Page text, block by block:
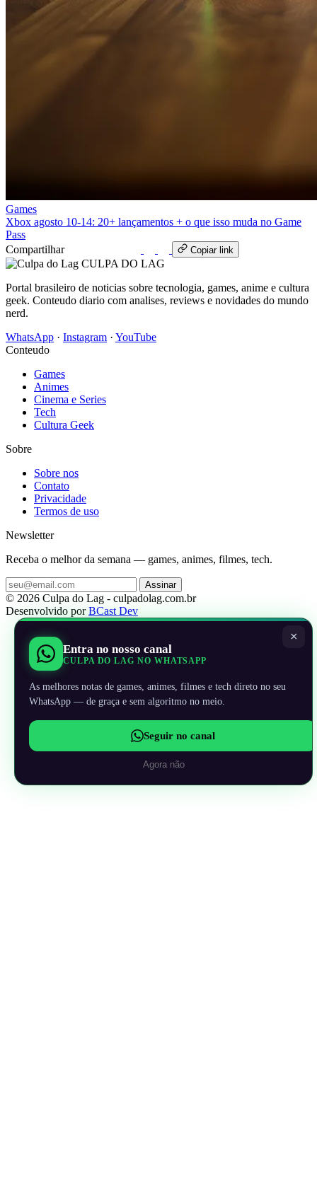
Games
Xbox agosto 10‑14: 20+ lançamentos + o que isso muda no Game
Pass
Compartilhar
Copiar link
CULPA DO LAG
Portal brasileiro de noticias sobre tecnologia, games, anime e cultura
geek. Conteudo diario com analises, reviews e novidades do mundo
nerd.
WhatsApp · Instagram · YouTube
Conteudo
Games
Animes
Cinema e Series
Tech
Cultura Geek
Sobre
Sobre nos
Contato
Privacidade
Termos de uso
Newsletter
Receba o melhor da semana — games, animes, filmes, tech.
Assinar
© 2026 Culpa do Lag - culpadolag.com.br
Desenvolvido porBCast Dev
×
Entra no nosso canal
CULPA DO LAG NO WHATSAPP
As melhores notas de games, animes, filmes e tech direto no seu
WhatsApp — de graça e sem algoritmo no meio.
Seguir no canal
Agora não